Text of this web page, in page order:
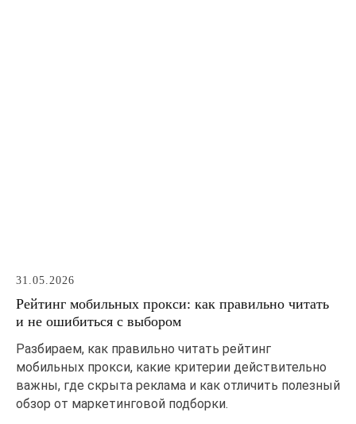
31.05.2026
Рейтинг мобильных прокси: как правильно читать
и не ошибиться с выбором
Разбираем, как правильно читать рейтинг
мобильных прокси, какие критерии действительно
важны, где скрыта реклама и как отличить полезный
обзор от маркетинговой подборки.